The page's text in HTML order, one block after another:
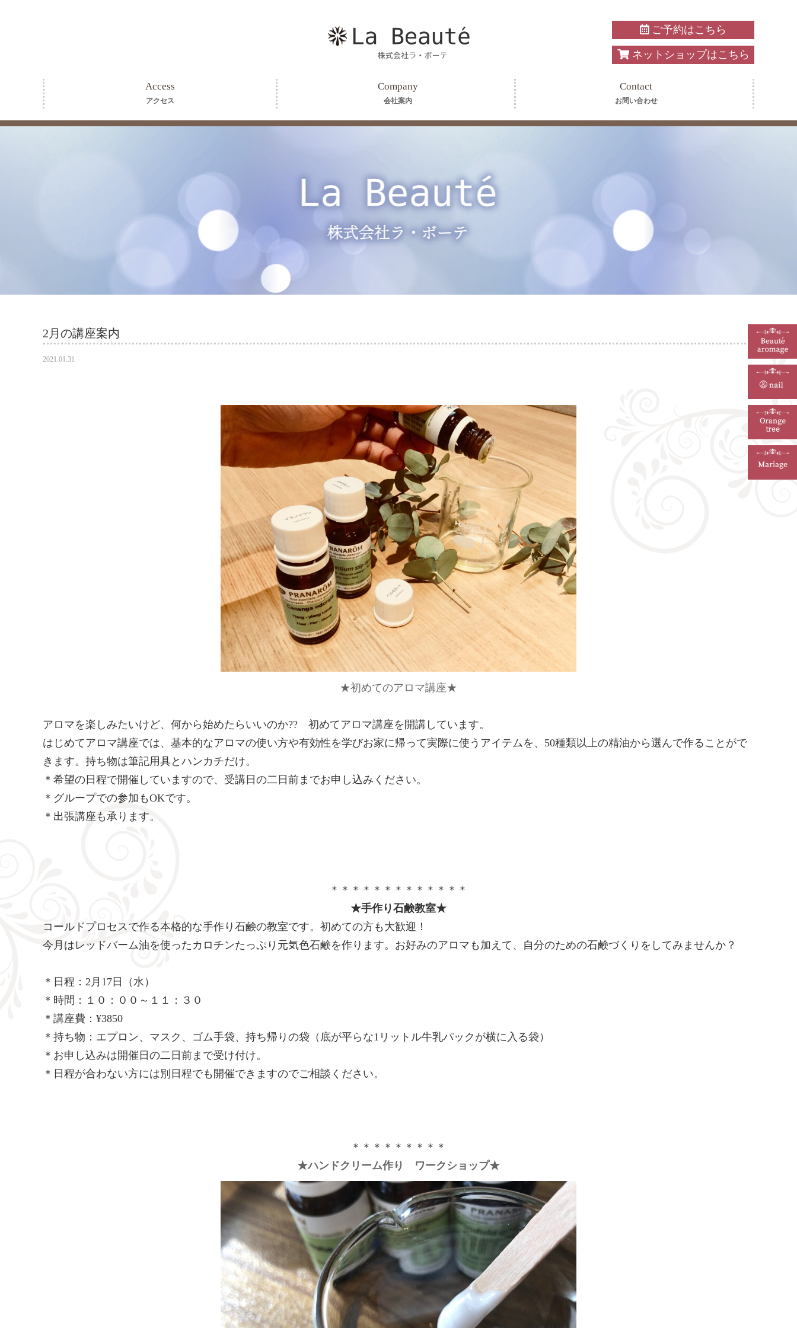
ご予約はこちら
ネットショップはこちら
Access
アクセス
Company
会社案内
Contact
お問い合わせ
2月の講座案内
2021.01.31
★初めてのアロマ講座★
アロマを楽しみたいけど、何から始めたらいいのか?? 初めてアロマ講座を開講しています。
はじめてアロマ講座では、基本的なアロマの使い方や有効性を学びお家に帰って実際に使うアイテムを、50種類以上の精油から選んで作ることがで
きます。持ち物は筆記用具とハンカチだけ。
＊希望の日程で開催していますので、受講日の二日前までお申し込みください。
＊グループでの参加もOKです。
＊出張講座も承ります。
＊＊＊＊＊＊＊＊＊＊＊＊＊
★手作り石鹸教室★
コールドプロセスで作る本格的な手作り石鹸の教室です。初めての方も大歓迎！
今月はレッドバーム油を使ったカロチンたっぷり元気色石鹸を作ります。お好みのアロマも加えて、自分のための石鹸づくりをしてみませんか？
＊日程：2月17日（水）
＊時間：１０：００～１１：３０
＊講座費：¥3850
＊持ち物：エプロン、マスク、ゴム手袋、持ち帰りの袋（底が平らな1リットル牛乳パックが横に入る袋）
＊お申し込みは開催日の二日前まで受け付け。
＊日程が合わない方には別日程でも開催できますのでご相談ください。
＊＊＊＊＊＊＊＊＊
★ハンドクリーム作り ワークショップ★